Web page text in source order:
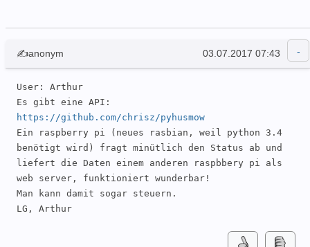
✍anonym 03.07.2017 07:43
User: Arthur
https://github.com/chrisz/pyhusmow
Ein raspberry pi (neues rasbian, weil python 3.4
benötigt wird) fragt minütlich den Status ab und
liefert die Daten einem anderen raspbbery pi als
web server, funktioniert wunderbar!
Man kann damit sogar steuern.
LG, Arthur